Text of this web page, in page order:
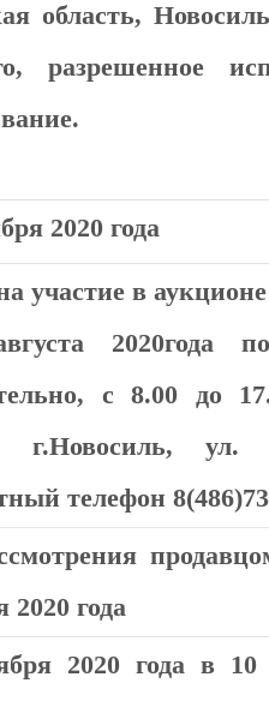
область,
разрешенное
2020 года
участие в
2020года
с 8.00 до
г.Новосиль,
телефон
2020 года
2020 года в